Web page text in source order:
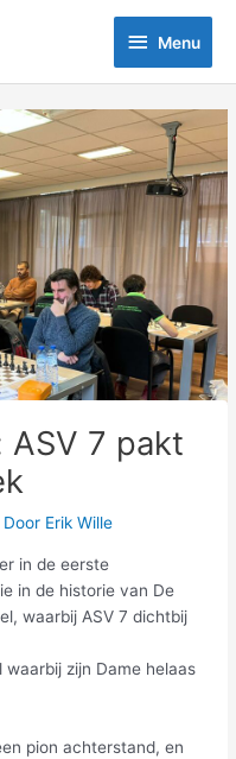
Menu
Menu
ASV 7 pakt
Erik Wille
in de eerste
in de historie van De
waarbij ASV 7 dichtbij
zijn Dame helaas
pion achterstand, en